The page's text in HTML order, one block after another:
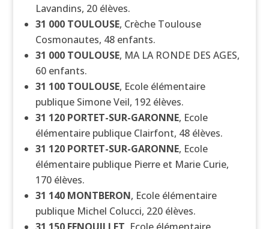
Lavandins, 20 élèves.
31 000 TOULOUSE, Crèche Toulouse
Cosmonautes, 48 enfants.
31 000 TOULOUSE, MA LA RONDE DES AGES,
60 enfants.
31 100 TOULOUSE, Ecole élémentaire
publique Simone Veil, 192 élèves.
31 120 PORTET-SUR-GARONNE, Ecole
élémentaire publique Clairfont, 48 élèves.
31 120 PORTET-SUR-GARONNE, Ecole
élémentaire publique Pierre et Marie Curie,
170 élèves.
31 140 MONTBERON, Ecole élémentaire
publique Michel Colucci, 220 élèves.